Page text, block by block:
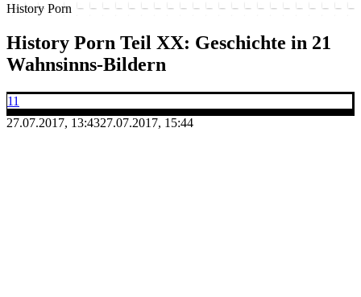
History Porn
History Porn Teil XX: Geschichte in 21
Wahnsinns-Bildern
11
27.07.2017, 13:4327.07.2017, 15:44